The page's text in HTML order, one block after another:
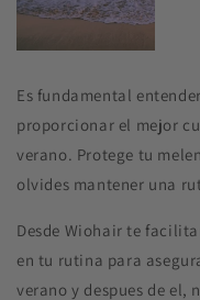
Es fundamental
proporcionar el mejor
verano. Protege tu
olvides mantener una
Desde Wiohair te
en tu rutina para
verano y despues de el,